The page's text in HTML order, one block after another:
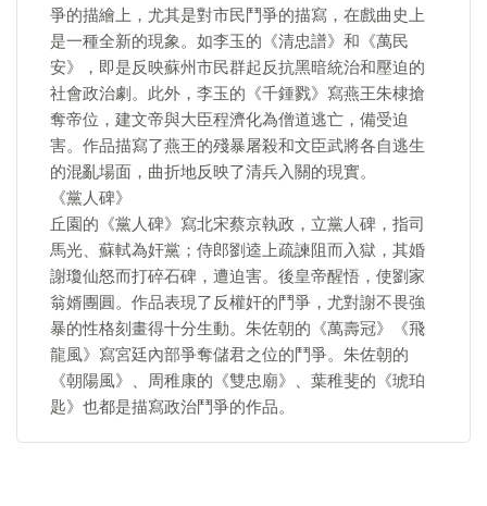
爭的描繪上，尤其是對市民鬥爭的描寫，在戲曲史上
是一種全新的現象。如李玉的《清忠譜》和《萬民
安》，即是反映蘇州市民群起反抗黑暗統治和壓迫的
社會政治劇。此外，李玉的《千鍾戮》寫燕王朱棣搶
奪帝位，建文帝與大臣程濟化為僧道逃亡，備受迫
害。作品描寫了燕王的殘暴屠殺和文臣武將各自逃生
的混亂場面，曲折地反映了清兵入關的現實。
《黨人碑》
丘園的《黨人碑》寫北宋蔡京執政，立黨人碑，指司
馬光、蘇軾為奸黨；侍郎劉逵上疏諫阻而入獄，其婚
謝瓊仙怒而打碎石碑，遭迫害。後皇帝醒悟，使劉家
翁婿團圓。作品表現了反權奸的鬥爭，尤對謝不畏強
暴的性格刻畫得十分生動。朱佐朝的《萬壽冠》《飛
龍風》寫宮廷內部爭奪儲君之位的鬥爭。朱佐朝的
《朝陽風》、周稚康的《雙忠廟》、葉稚斐的《琥珀
匙》也都是描寫政治鬥爭的作品。